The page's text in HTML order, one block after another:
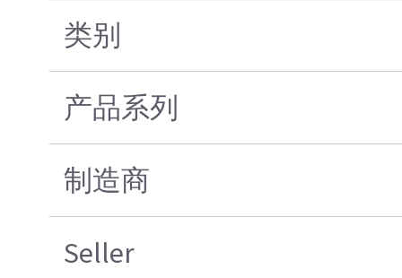
类别
产品系列
制造商
Seller